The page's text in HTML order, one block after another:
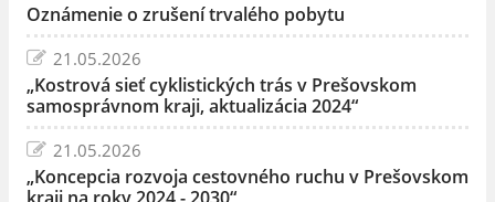
Oznámenie o zrušení trvalého pobytu
21.05.2026
„Kostrová sieť cyklistických trás v Prešovskom
samosprávnom kraji, aktualizácia 2024“
21.05.2026
„Koncepcia rozvoja cestovného ruchu v Prešovskom